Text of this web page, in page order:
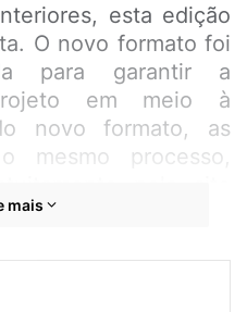
esta edição
O novo formato foi
para garantir a
em meio à
novo formato, as
mesmo processo,
comunitária, é
informações:
mais